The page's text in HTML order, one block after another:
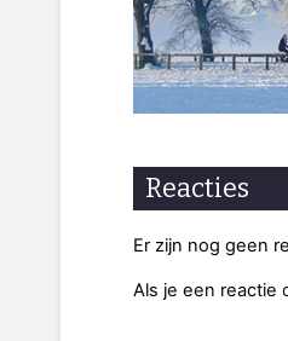
Reacties
Er zijn nog geen
Als je een reactie